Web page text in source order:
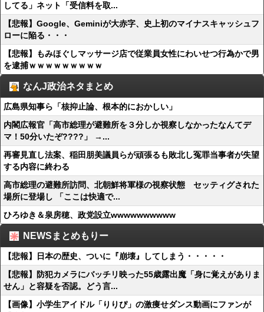
してる」ネット「受信料を取...
【悲報】Google、Geminiが大赤字、史上初のマイナスキャッシュフ
ローに陥る・・・
【悲報】もみほぐしマッサージ店で従業員女性にわいせつ行為かで男
を逮捕ｗｗｗｗｗｗｗｗｗ
なんJ政治ネタまとめ
広島県知事ら「核抑止論、根本的におかしい」
内閣広報官「高市総理が避難所を３分しか視察しなかったなんてデ
マ！50分いたぞ????」 →...
再審見直し法案、稲田朋美議員らが頑張るも敗北し冤罪当事者が失望
する内容に終わる
高市総理の避難所訪問、北朝鮮将軍様の視察状態 セッティグされた
場所に登場し 「ここは快適で...
ひろゆき＆泉房穂、政党設立wwwwwwwwww
NEWSまとめもりー
【悲報】日本の歴史、ついに『崩壊』してしまう・・・・・
【悲報】防犯カメラにバッチリ映った55歳露出魔「身に覚えがありま
せん」と容疑を否認。どう言...
【画像】小学生アイドル「りりぴ」の激痩せダンス動画にファンが